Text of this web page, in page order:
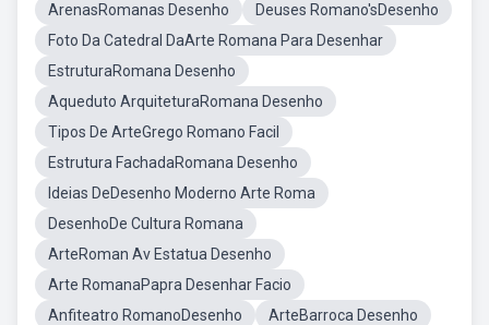
ArenasRomanas Desenho
Deuses Romano'sDesenho
Foto Da Catedral DaArte Romana Para Desenhar
EstruturaRomana Desenho
Aqueduto ArquiteturaRomana Desenho
Tipos De ArteGrego Romano Facil
Estrutura FachadaRomana Desenho
Ideias DeDesenho Moderno Arte Roma
DesenhoDe Cultura Romana
ArteRoman Av Estatua Desenho
Arte RomanaPapra Desenhar Facio
Anfiteatro RomanoDesenho
ArteBarroca Desenho